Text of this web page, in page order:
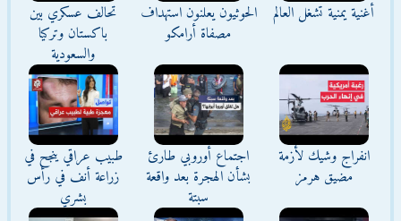
أغنية يمنية تشغل العالم
الحوثيون يعلنون استهداف
مصفاة أرامكو
تحالف عسكري بين
باكستان وتركيا
والسعودية
انفراج وشيك لأزمة
مضيق هرمز
اجتماع أوروبي طارئ
بشأن الهجرة بعد واقعة
سبتة
طبيب عراقي ينجح في
زراعة أنف في رأس
بشري